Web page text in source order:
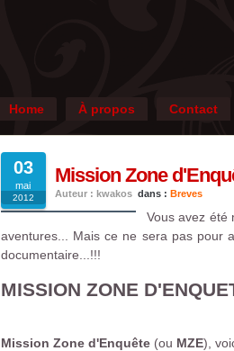
Home À propos Contact
03
mai
2012
Mission Zone
Auteur : kwakosdans : Breves
Vous avez été
aventures... Mais ce ne sera pas pour
documentaire...!!!
MISSION ZONE
Mission Zone d'Enquête(ou MZE),